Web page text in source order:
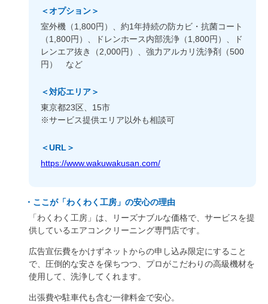
＜オプション＞
室外機（1,800円）、約1年持続の防カビ・抗菌コート
（1,800円）、ドレンホース内部洗浄（1,800円）、ド
レンエア抜き（2,000円）、強力アルカリ洗浄剤（500
円） など
＜対応エリア＞
東京都23区、15市
※サービス提供エリア以外も相談可
＜URL＞
https://www.wakuwakusan.com/
・ここが「わくわく工房」の安心の理由
「わくわく工房」は、リーズナブルな価格で、サービスを提
供しているエアコンクリーニング専門店です。
広告宣伝費をかけずネットからの申し込み限定にすること
で、圧倒的な安さを保ちつつ、プロがこだわりの高級機材を
使用して、洗浄してくれます。
出張費や駐車代も含む一律料金で安心。